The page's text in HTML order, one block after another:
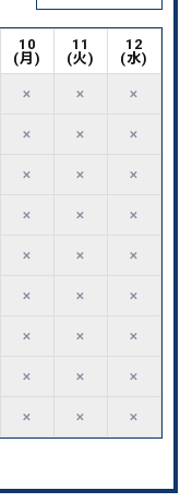
10
(月 )
✕
✕
✕
✕
✕
✕
✕
✕
✕
11
(火)
✕
✕
✕
✕
✕
✕
✕
✕
✕
12
(水)
✕
✕
✕
✕
✕
✕
✕
✕
✕